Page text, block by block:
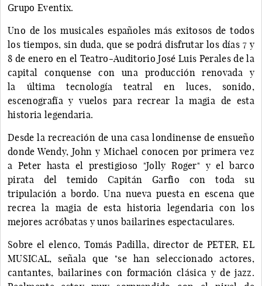
Grupo Eventix.
Uno de los musicales españoles más exitosos de todos
los tiempos, sin duda, que se podrá disfrutar los días 7 y
8 de enero en el Teatro-Auditorio José Luis Perales de la
capital conquense con una producción renovada y
la última tecnología teatral en luces, sonido,
escenografía y vuelos para recrear la magia de esta
historia legendaria.
Desde la recreación de una casa londinense de ensueño
donde Wendy, John y Michael conocen por primera vez
a Peter hasta el prestigioso "Jolly Roger" y el barco
pirata del temido Capitán Garfio con toda su
tripulación a bordo. Una nueva puesta en escena que
recrea la magia de esta historia legendaria con los
mejores acróbatas y unos bailarines espectaculares.
Sobre el elenco, Tomás Padilla, director de PETER, EL
MUSICAL, señala que "se han seleccionado actores,
cantantes, bailarines con formación clásica y de jazz.